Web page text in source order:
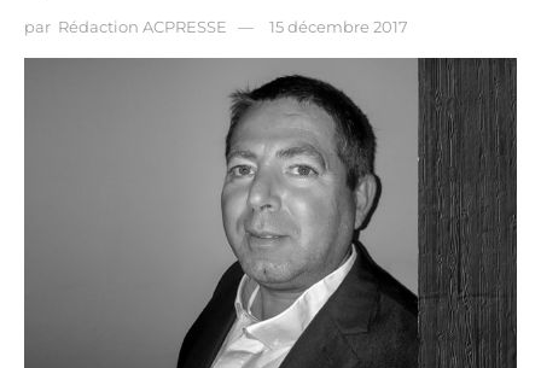
par Rédaction ACPRESSE 15 décembre 2017